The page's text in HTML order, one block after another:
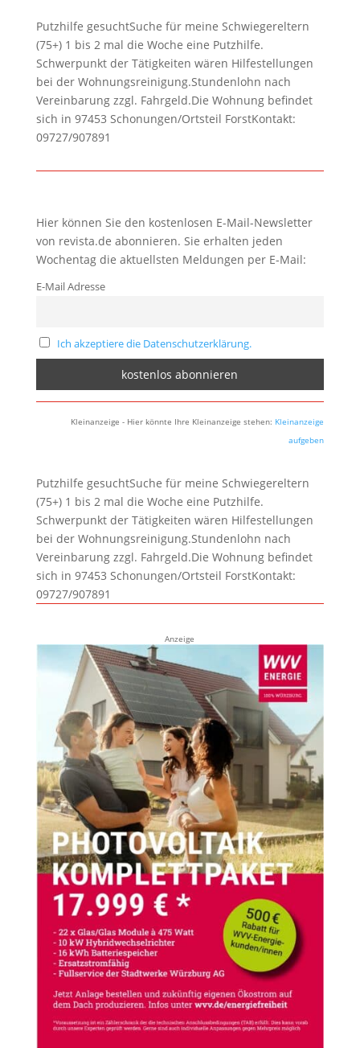
Putzhilfe gesuchtSuche für meine Schwiegereltern
(75+) 1 bis 2 mal die Woche eine Putzhilfe.
Schwerpunkt der Tätigkeiten wären Hilfestellungen
bei der Wohnungsreinigung.Stundenlohn nach
Vereinbarung zzgl. Fahrgeld.Die Wohnung befindet
sich in 97453 Schonungen/Ortsteil ForstKontakt:
09727/907891
Hier können Sie den kostenlosen E-Mail-Newsletter
von revista.de abonnieren. Sie erhalten jeden
Wochentag die aktuellsten Meldungen per E-Mail:
E-Mail Adresse
Ich akzeptiere die Datenschutzerklärung.
Kleinanzeige - Hier könnte Ihre Kleinanzeige stehen: Kleinanzeige
aufgeben
Putzhilfe gesuchtSuche für meine Schwiegereltern
(75+) 1 bis 2 mal die Woche eine Putzhilfe.
Schwerpunkt der Tätigkeiten wären Hilfestellungen
bei der Wohnungsreinigung.Stundenlohn nach
Vereinbarung zzgl. Fahrgeld.Die Wohnung befindet
sich in 97453 Schonungen/Ortsteil ForstKontakt:
09727/907891
Anzeige